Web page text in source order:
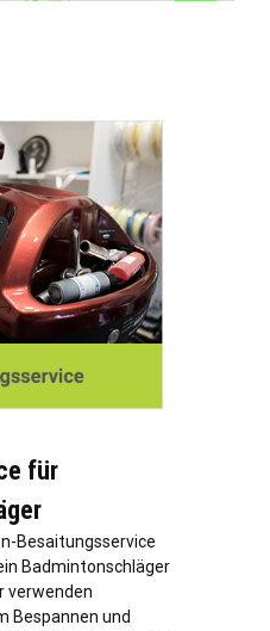
für
Besaitungsservice
Badmintonschläger
verwenden
Bespannen und